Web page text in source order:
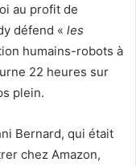
au profit de
défend « les
humains-robots à
22 heures sur
plein.
Bernard, qui était
chez Amazon,